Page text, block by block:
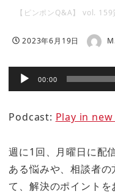
【ピンポンQ&A】 vol.
投稿日
2023年6月19日 著者
声
ヤ
ー
00:00
Podcast: Play in
週に1回、月曜日に配
ある悩みや、相談者
て、解決のポイントを